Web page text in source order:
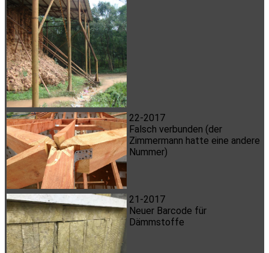
22-2017
Falsch verbunden (der
Zimmermann hatte eine andere
Nummer)
21-2017
Neuer Barcode für
Dämmstoffe